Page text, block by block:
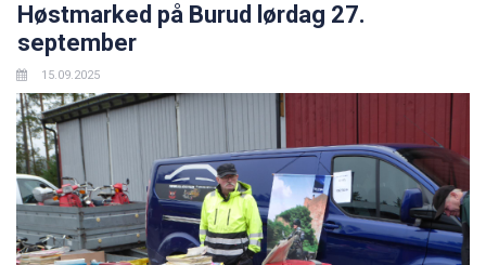
Høstmarked på Burud lørdag 27.
september
15.09.2025